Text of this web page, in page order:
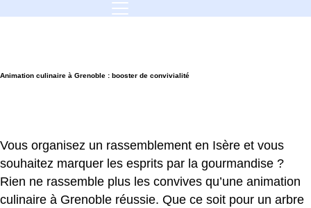
Animation culinaire à Grenoble : booster de convivialité
Animation culinaire à Grenoble : booster de convivialité
Vous organisez un rassemblement en Isère et vous
souhaitez marquer les esprits par la gourmandise ?
Rien ne rassemble plus les convives qu’une animation
culinaire à Grenoble réussie. Que ce soit pour un arbre